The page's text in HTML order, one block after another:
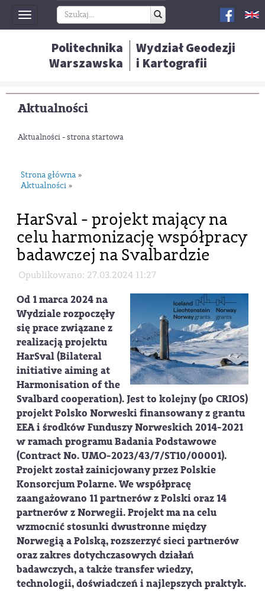
Toggle
navigation
Politechnika
Warszawska
Wydział Geodezji
i Kartografii
Aktualności
Aktualności - strona startowa
Strona główna »
Aktualności »
HarSval - projekt mający na
celu harmonizację współpracy
badawczej na Svalbardzie
Opublikowano: 27.03.2024 11:27
Od 1 marca 2024 na
Wydziale rozpoczęły
się prace związane z
realizacją projektu
HarSval (Bilateral
initiative aiming at
Harmonisation of the
Svalbard cooperation). Jest to kolejny (po CRIOS)
projekt Polsko Norweski finansowany z grantu
EEA i środków Funduszy Norweskich 2014-2021
w ramach programu Badania Podstawowe
(Contract No. UMO-2023/43/7/ST10/00001).
Projekt został zainicjowany przez Polskie
Konsorcjum Polarne. We współpracę
zaangażowano 11 partnerów z Polski oraz 14
partnerów z Norwegii. Projekt ma na celu
wzmocnić stosunki dwustronne między
Norwegią a Polską, rozszerzyć sieci partnerów
oraz zakres dotychczasowych działań
badawczych, a także transfer wiedzy,
technologii, doświadczeń i najlepszych praktyk.